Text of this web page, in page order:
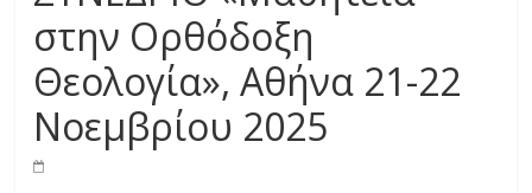
στην Ορθόδοξη
Θεολογία», Αθήνα 21-22
Νοεμβρίου 2025